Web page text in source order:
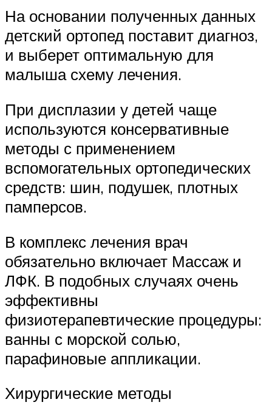
На основании полученных данных
детский ортопед поставит диагноз,
и выберет оптимальную для
малыша схему лечения.
При дисплазии у детей чаще
используются консервативные
методы с применением
вспомогательных ортопедических
средств: шин, подушек, плотных
памперсов.
В комплекс лечения врач
обязательно включает Массаж и
ЛФК. В подобных случаях очень
эффективны
физиотерапевтические процедуры:
ванны с морской солью,
парафиновые аппликации.
Хирургические методы